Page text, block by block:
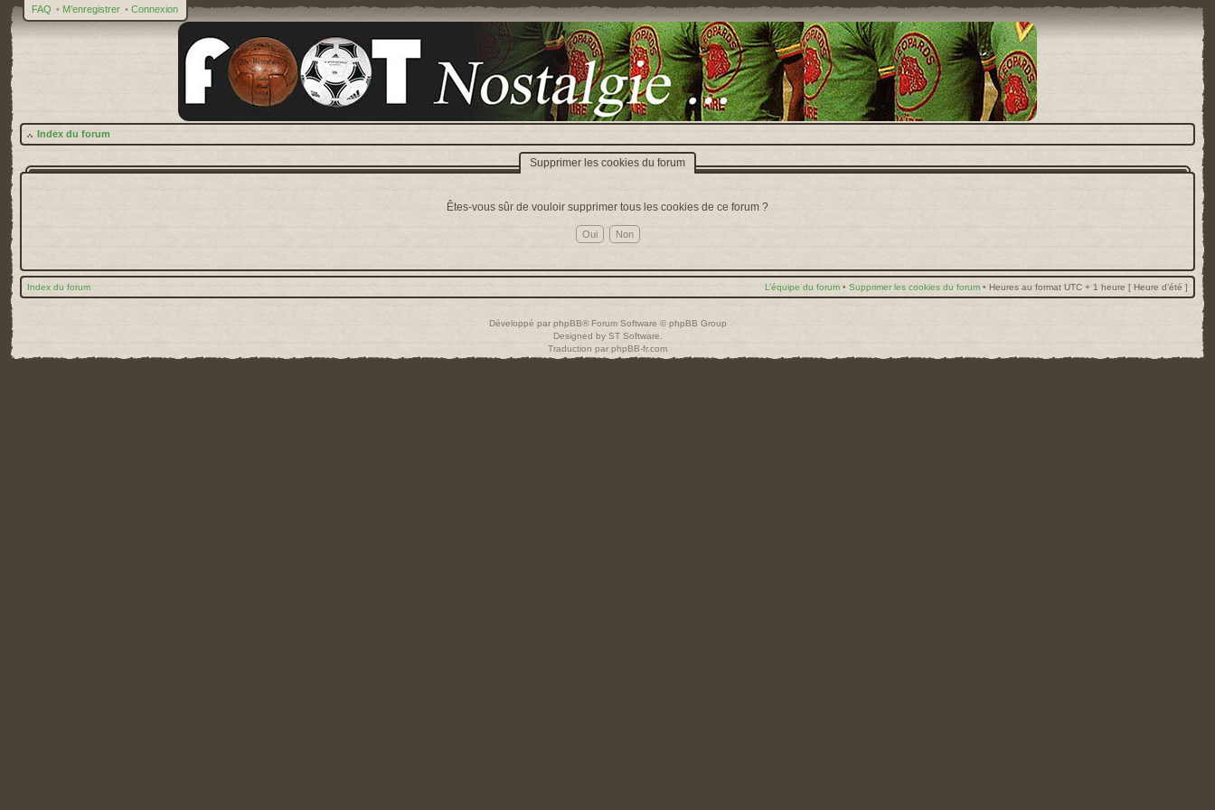
FAQ • M’enregistrer • Connexion
Index du forum
Supprimer les cookies du forum
Êtes-vous sûr de vouloir supprimer tous les cookies de ce forum ?
Index du forum L’équipe du forum • Supprimer les cookies du forum • Heures au format UTC + 1 heure [ Heure d’été ]
Développé par phpBB® Forum Software © phpBB Group
Designed by ST Software
Traduction par phpBB-fr.com